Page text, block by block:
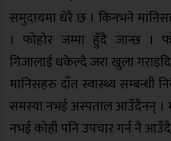
समुदायमा धेरै छ । किनभने
। फोहोर जम्मा हुँदै जान्छ ।
गिजालाई धकेल्दै जरा खुला
मानिसहरु दाँत स्वास्थ्य
समस्या नभई अस्पताल आउँदैनन् ।
नभई कोही पनि उपचार गर्न नै